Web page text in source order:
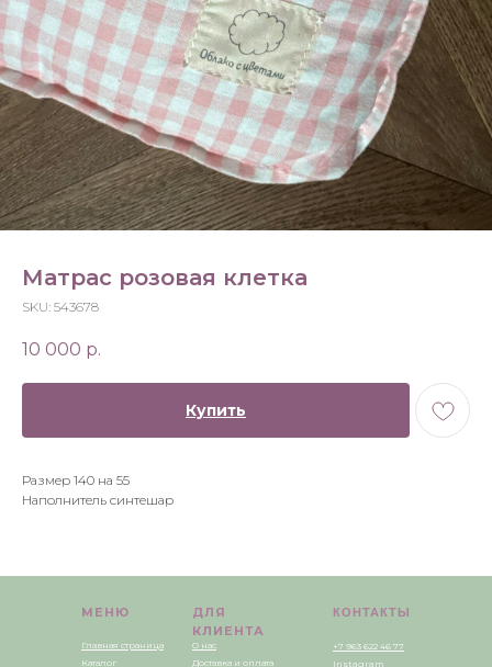
Матрас розовая клетка
SKU: 543678
10 000 р.
Купить
Размер 140 на 55
Наполнитель синтешар
МЕНЮ
Главная страница
Каталог
ДЛЯ
КЛИЕНТА
О нас
Доставка и оплата
КОНТАКТЫ
+7 963 622 46 77
Instagram